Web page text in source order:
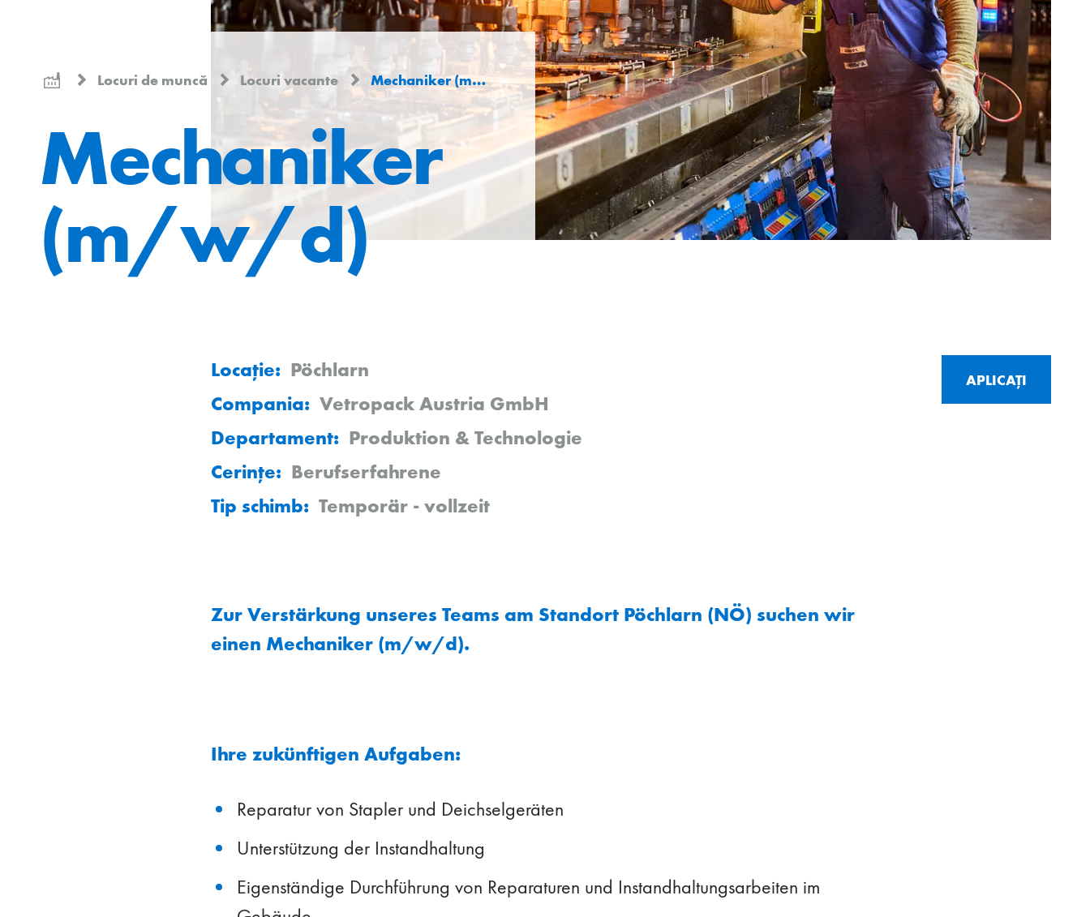
Locuri de muncă Locuri vacante Mechaniker (m/w/d)
Mechaniker
(m/w/d)
APLICAȚI
Locație: Pöchlarn
Compania: Vetropack Austria GmbH
Departament: Produktion & Technologie
Cerințe: Berufserfahrene
Tip schimb: Temporär - vollzeit
Zur Verstärkung unseres Teams am Standort Pöchlarn (NÖ) suchen wir
einen Mechaniker (m/w/d).
Ihre zukünftigen Aufgaben:
Reparatur von Stapler und Deichselgeräten
Unterstützung der Instandhaltung
Eigenständige Durchführung von Reparaturen und Instandhaltungsarbeiten im